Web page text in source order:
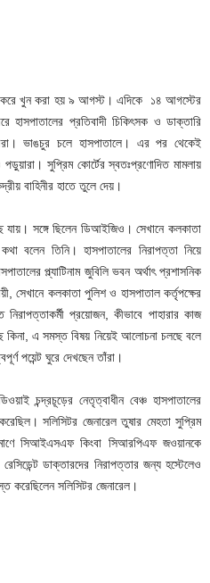
করে খুন করা হয় ৯ আগস্ট। এদিকে ১৪ আগস্টের
হাসপাতালের প্রতিবাদী চিকিৎসক ও ডাক্তারি
ভাঙচুর চলে হাসপাতালে। এর পর থেকেই
সুপ্রিম কোর্টের স্বতঃপ্রণোদিত মামলায়
বাহিনীর হাতে তুলে দেয়।
সঙ্গে ছিলেন ডিআইজিও। সেখানে কলকাতা
বলেন তিনি। হাসপাতালের নিরাপত্তা নিয়ে
প্ল্যাটিনাম জুবিলি ভবন অর্থাৎ প্রশাসনিক
সেখানে কলকাতা পুলিশ ও হাসপাতাল কর্তৃপক্ষের
প্রয়োজন, কীভাবে পাহারার কাজ
এ সমস্ত বিষয় নিয়েই আলোচনা চলছে বলে
পয়েন্ট ঘুরে দেখছেন তাঁরা।
চন্দ্রচূড়ের নেতৃত্বাধীন বেঞ্চ হাসপাতালের
সলিসিটর জেনারেল তুষার মেহতা সুপ্রিম
সিআইএসএফ কিংবা সিআরপিএফ জওয়ানকে
ডাক্তারদের নিরাপত্তার জন্য হস্টেলেও
করেছিলেন সলিসিটর জেনারেল।